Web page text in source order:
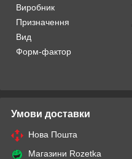
Виробник
Призначення
Вид
Форм-фактор
Умови доставки
Нова Пошта
Магазини Rozetka